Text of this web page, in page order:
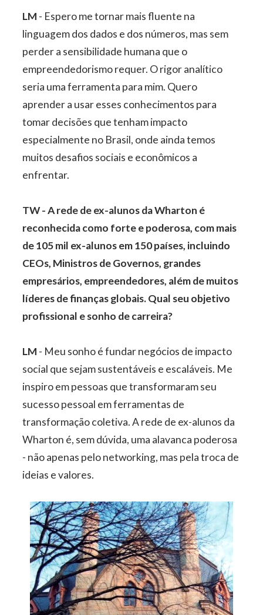
LM - Espero me tornar mais fluente na
linguagem dos dados e dos números, mas sem
perder a sensibilidade humana que o
empreendedorismo requer. O rigor analítico
seria uma ferramenta para mim. Quero
aprender a usar esses conhecimentos para
tomar decisões que tenham impacto
especialmente no Brasil, onde ainda temos
muitos desafios sociais e econômicos a
enfrentar.
TW - A rede de ex-alunos da Wharton é
reconhecida como forte e poderosa, com mais
de 105 mil ex-alunos em 150 países, incluindo
CEOs, Ministros de Governos, grandes
empresários, empreendedores, além de muitos
líderes de finanças globais. Qual seu objetivo
profissional e sonho de carreira?
LM - Meu sonho é fundar negócios de impacto
social que sejam sustentáveis e escaláveis. Me
inspiro em pessoas que transformaram seu
sucesso pessoal em ferramentas de
transformação coletiva. A rede de ex-alunos da
Wharton é, sem dúvida, uma alavanca poderosa
- não apenas pelo networking, mas pela troca de
ideias e valores.